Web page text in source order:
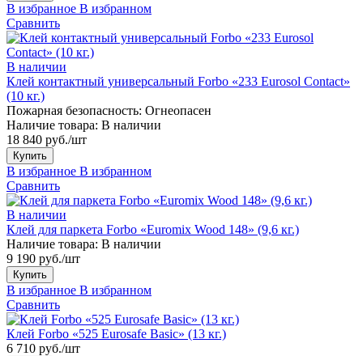
В избранное В избранном
Сравнить
В наличии
Клей контактный универсальный Forbo «233 Eurosol Contact»
(10 кг.)
Пожарная безопасность: Огнеопасен
Наличие товара: В наличии
18 840 руб./шт
Купить
В избранное В избранном
Сравнить
В наличии
Клей для паркета Forbo «Euromix Wood 148» (9,6 кг.)
Наличие товара: В наличии
9 190 руб./шт
Купить
В избранное В избранном
Сравнить
Клей Forbo «525 Eurosafe Basic» (13 кг.)
6 710 руб./шт